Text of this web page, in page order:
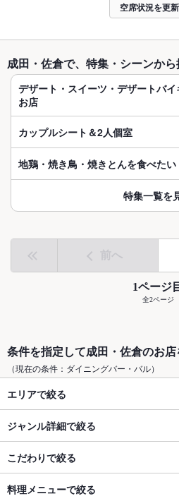
空席状況を更
成田・佐倉で、特集・シーンか
デザート・スイーツ・デザートバ
お店
カップルシート＆2人個室
地鶏・焼き鳥・焼きとんを食べたい
特集一覧を
前へ
1ページ
全2ページ
条件を指定して成田・佐倉のお
（現在の条件：ダイニングバー・バル）
エリアで絞る
ジャンル詳細で絞る
こだわりで絞る
料理メニューで絞る